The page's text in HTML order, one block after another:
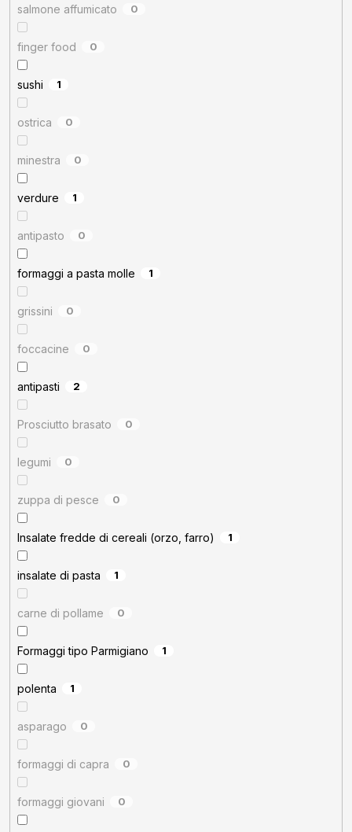
salmone affumicato 0
finger food 0
sushi 1
ostrica 0
minestra 0
verdure 1
antipasto 0
formaggi a pasta molle 1
grissini 0
foccacine 0
antipasti 2
Prosciutto brasato 0
legumi 0
zuppa di pesce 0
Insalate fredde di cereali (orzo, farro) 1
insalate di pasta 1
carne di pollame 0
Formaggi tipo Parmigiano 1
polenta 1
asparago 0
formaggi di capra 0
formaggi giovani 0